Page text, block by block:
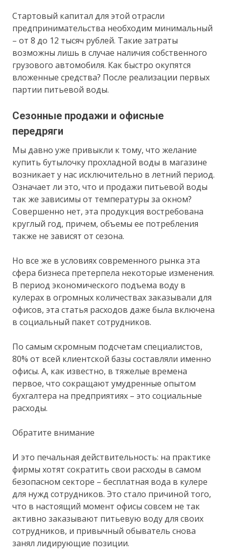
Стартовый капитал для этой отрасли
предпринимательства необходим минимальный
– от 8 до 12 тысяч рублей. Такие затраты
возможны лишь в случае наличия собственного
грузового автомобиля. Как быстро окупятся
вложенные средства? После реализации первых
партии питьевой воды.
Сезонные продажи и офисные
передряги
Мы давно уже привыкли к тому, что желание
купить бутылочку прохладной воды в магазине
возникает у нас исключительно в летний период.
Означает ли это, что и продажи питьевой воды
так же зависимы от температуры за окном?
Совершенно нет, эта продукция востребована
круглый год, причем, объемы ее потребления
также не зависят от сезона.
Но все же в условиях современного рынка эта
сфера бизнеса претерпела некоторые изменения.
В период экономического подъема воду в
кулерах в огромных количествах заказывали для
офисов, эта статья расходов даже была включена
в социальный пакет сотрудников.
По самым скромным подсчетам специалистов,
80% от всей клиентской базы составляли именно
офисы. А, как известно, в тяжелые времена
первое, что сокращают умудренные опытом
бухгалтера на предприятиях – это социальные
расходы.
Обратите внимание
И это печальная действительность: на практике
фирмы хотят сократить свои расходы в самом
безопасном секторе – бесплатная вода в кулере
для нужд сотрудников. Это стало причиной того,
что в настоящий момент офисы совсем не так
активно заказывают питьевую воду для своих
сотрудников, и привычный обыватель снова
занял лидирующие позиции.